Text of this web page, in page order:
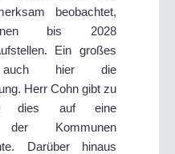
beobachtet,
bis 2028
Ein großes
hier die
Herr Cohn gibt zu
dies auf eine
der Kommunen
Darüber hinaus